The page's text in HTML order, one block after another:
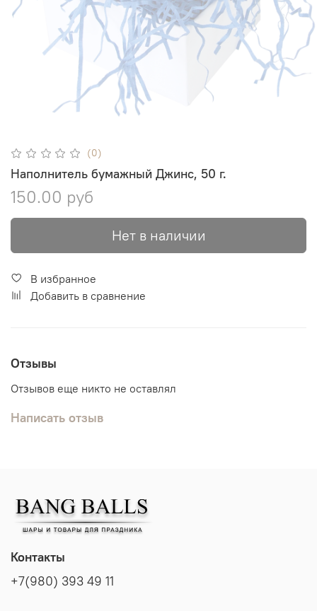
(0)
Наполнитель бумажный Джинс, 50 г.
150.00 руб
Нет в наличии
В избранное
Добавить в сравнение
Отзывы
Отзывов еще никто не оставлял
Написать отзыв
Контакты
+7(980) 393 49 11